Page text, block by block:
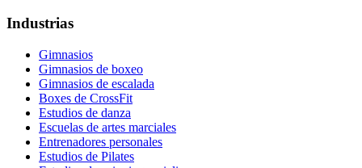
Industrias
Gimnasios
Gimnasios de boxeo
Gimnasios de escalada
Boxes de CrossFit
Estudios de danza
Escuelas de artes marciales
Entrenadores personales
Estudios de Pilates